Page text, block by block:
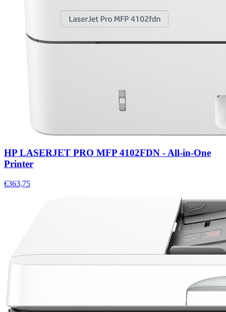
HP LASERJET PRO MFP 4102FDN - All-in-One
Printer
€363,75